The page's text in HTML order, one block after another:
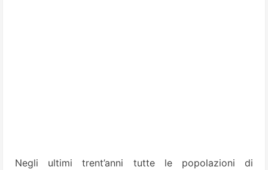
Negli ultimi trent’anni tutte le popolazioni di